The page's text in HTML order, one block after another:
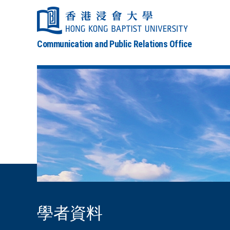
Communication and Public Relations Office
學者資料